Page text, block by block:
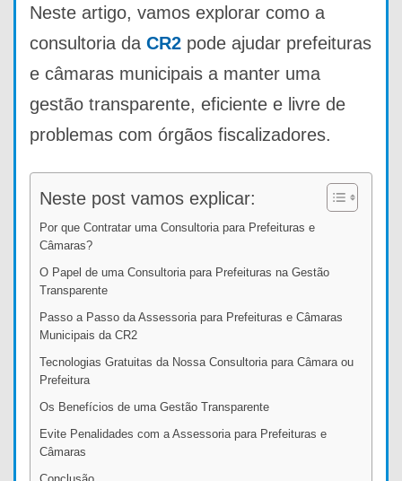
Neste artigo, vamos explorar como a
consultoria da CR2 pode ajudar prefeituras
e câmaras municipais a manter uma
gestão transparente, eficiente e livre de
problemas com órgãos fiscalizadores.
Neste post vamos explicar:
Por que Contratar uma Consultoria para Prefeituras e
Câmaras?
O Papel de uma Consultoria para Prefeituras na Gestão
Transparente
Passo a Passo da Assessoria para Prefeituras e Câmaras
Municipais da CR2
Tecnologias Gratuitas da Nossa Consultoria para Câmara ou
Prefeitura
Os Benefícios de uma Gestão Transparente
Evite Penalidades com a Assessoria para Prefeituras e
Câmaras